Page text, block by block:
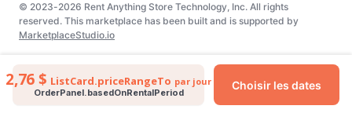
2,76 $ ListCard.priceRangeTo par jour
OrderPanel.basedOnRentalPeriod
Choisir les dates
© 2023-2026 Rent Anything Store Technology, Inc. All rights
reserved. This marketplace has been built and is supported by
MarketplaceStudio.io